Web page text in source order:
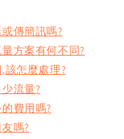
傳簡訊嗎?
方案有何不同?
該怎麼處理?
流量?
費用嗎?
嗎?